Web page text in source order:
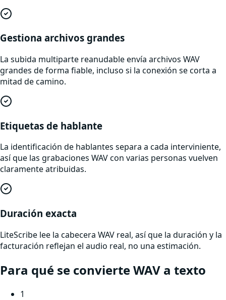
Gestiona archivos grandes
La subida multiparte reanudable envía archivos WAV
grandes de forma fiable, incluso si la conexión se corta a
mitad de camino.
Etiquetas de hablante
La identificación de hablantes separa a cada interviniente,
así que las grabaciones WAV con varias personas vuelven
claramente atribuidas.
Duración exacta
LiteScribe lee la cabecera WAV real, así que la duración y la
facturación reflejan el audio real, no una estimación.
Para qué se convierteWAV a texto
1